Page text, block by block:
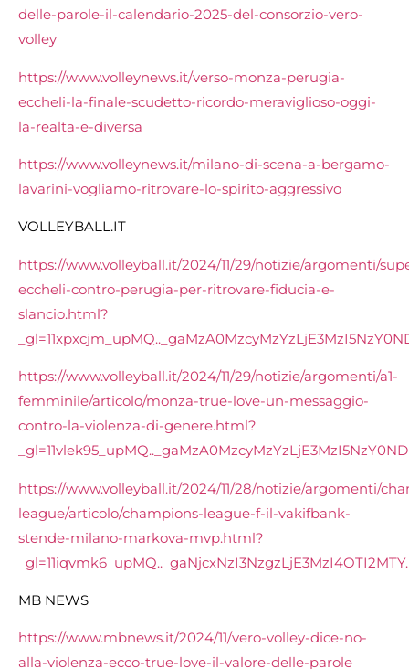
delle-parole-il-calendario-2025-del-consorzio-vero-
volley
https://www.volleynews.it/verso-monza-perugia-
eccheli-la-finale-scudetto-ricordo-meraviglioso-oggi-
la-realta-e-diversa
https://www.volleynews.it/milano-di-scena-a-bergamo-
lavarini-vogliamo-ritrovare-lo-spirito-aggressivo
VOLLEYBALL.IT
https://www.volleyball.it/2024/11/29/notizie/argomenti/
eccheli-contro-perugia-per-ritrovare-fiducia-e-
slancio.html?
https://www.volleyball.it/2024/11/29/notizie/argomenti/a1-
femminile/articolo/monza-true-love-un-messaggio-
contro-la-violenza-di-genere.html?
https://www.volleyball.it/2024/11/28/notizie/argomenti/
league/articolo/champions-league-f-il-vakifbank-
stende-milano-markova-mvp.html?
MB NEWS
https://www.mbnews.it/2024/11/vero-volley-dice-no-
alla-violenza-ecco-true-love-il-valore-delle-parole